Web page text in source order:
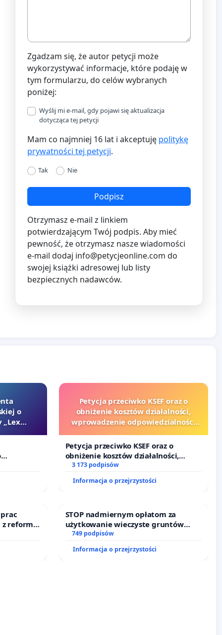
Zgadzam się, że autor petycji może
wykorzystywać informacje, które podaję w
tym formularzu, do celów wybranych
poniżej:
Wyślij mi e-mail, gdy pojawi się aktualizacja
dotycząca tej petycji
Mam co najmniej 16 lat i akceptuję politykę
prywatności tej petycji.
Tak Nie
Podpisz
Otrzymasz e-mail z linkiem
potwierdzającym Twój podpis. Aby mieć
pewność, że otrzymasz nasze wiadomości
e-mail dodaj info@petycjeonline.com do
swojej książki adresowej lub listy
bezpiecznych nadawców.
o
„Lex
Petycja przeciwko KSEF oraz o
obniżenie kosztów działalności,
wprowadzenie odpowiedzialności
i sędziów
Petycja przeciwko KSEF oraz o
obniżenie kosztów działalności,
wprowadzenie odpowiedzialności
sędziów
3 173 podpisów
Informacja o przejrzystości
reformą
STOP nadmiernym opłatom za
użytkowanie wieczyste gruntów
zajmowanych przez rodzinne ogrody
749 podpisów
Informacja o przejrzystości